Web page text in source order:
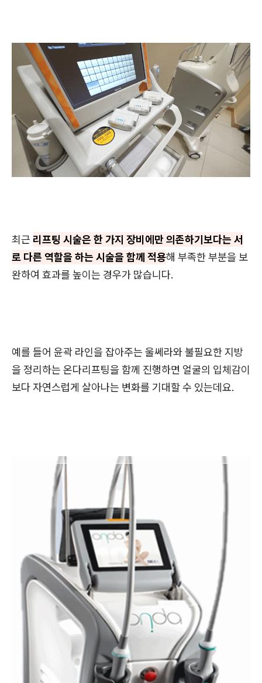
최근 리프팅 시술은 한 가지 장비에만 의존하기보다는 서
로 다른 역할을 하는 시술을 함께 적용해 부족한 부분을 보
완하여 효과를 높이는 경우가 많습니다.
예를 들어 윤곽 라인을 잡아주는 울쎄라와 불필요한 지방
을 정리하는 온다리프팅을 함께 진행하면 얼굴의 입체감이
보다 자연스럽게 살아나는 변화를 기대할 수 있는데요.